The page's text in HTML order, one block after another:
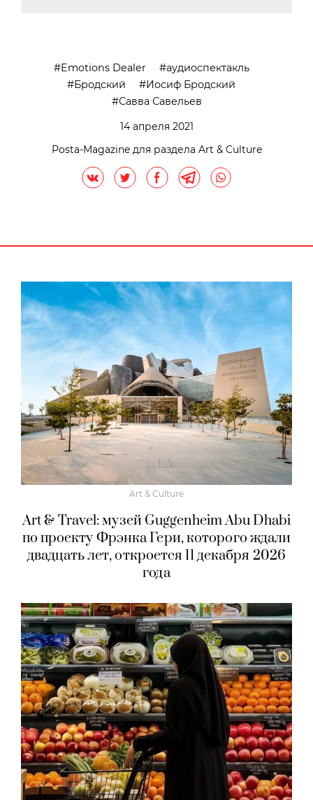
Emotions Dealer
аудиоспектакль
Бродский
Иосиф Бродский
Савва Савельев
14 апреля 2021
Posta-Magazine для раздела Art & Culture
Art & Culture
Art & Travel: музей Guggenheim Abu Dhabi
по проекту Фрэнка Гери, которого ждали
двадцать лет, откроется 11 декабря 2026
года